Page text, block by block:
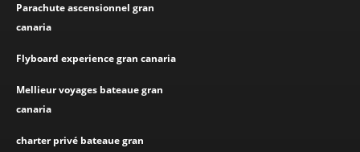
Parachute ascensionnel gran
canaria
Flyboard experience gran canaria
Mellieur voyages bateaue gran
canaria
charter privé bateaue gran